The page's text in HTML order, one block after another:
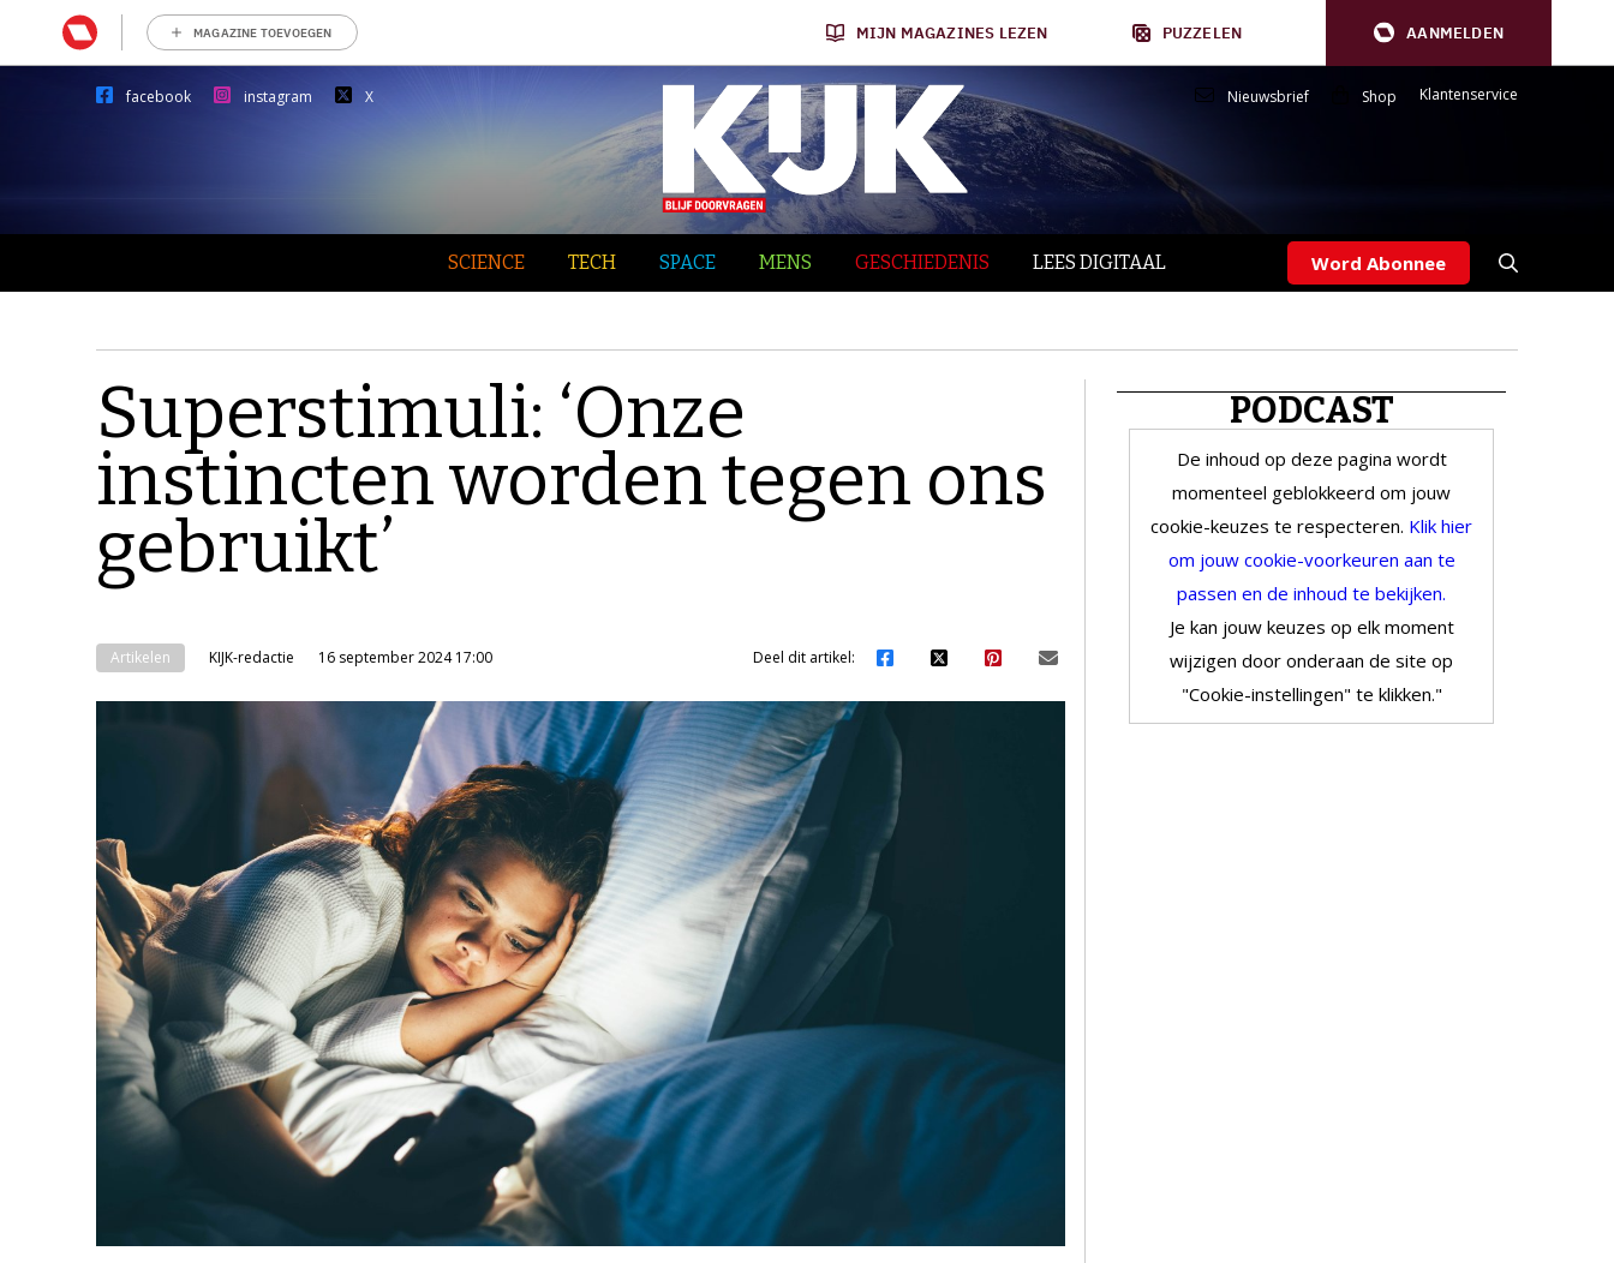
MAGAZINE TOEVOEGEN MIJN MAGAZINES LEZEN PUZZELEN AANMELDEN
facebook instagram X Nieuwsbrief Shop Klantenservice
SCIENCE TECH SPACE MENS GESCHIEDENIS LEES DIGITAAL Word Abonnee
Superstimuli: ‘Onze
instincten worden tegen ons
gebruikt’
Artikelen KIJK-redactie 16 september 2024 17:00 Deel dit artikel:
PODCAST
De inhoud op deze pagina wordt
momenteel geblokkeerd om jouw
cookie-keuzes te respecteren. Klik hier
om jouw cookie-voorkeuren aan te
passen en de inhoud te bekijken.
Je kan jouw keuzes op elk moment
wijzigen door onderaan de site op
"Cookie-instellingen" te klikken."